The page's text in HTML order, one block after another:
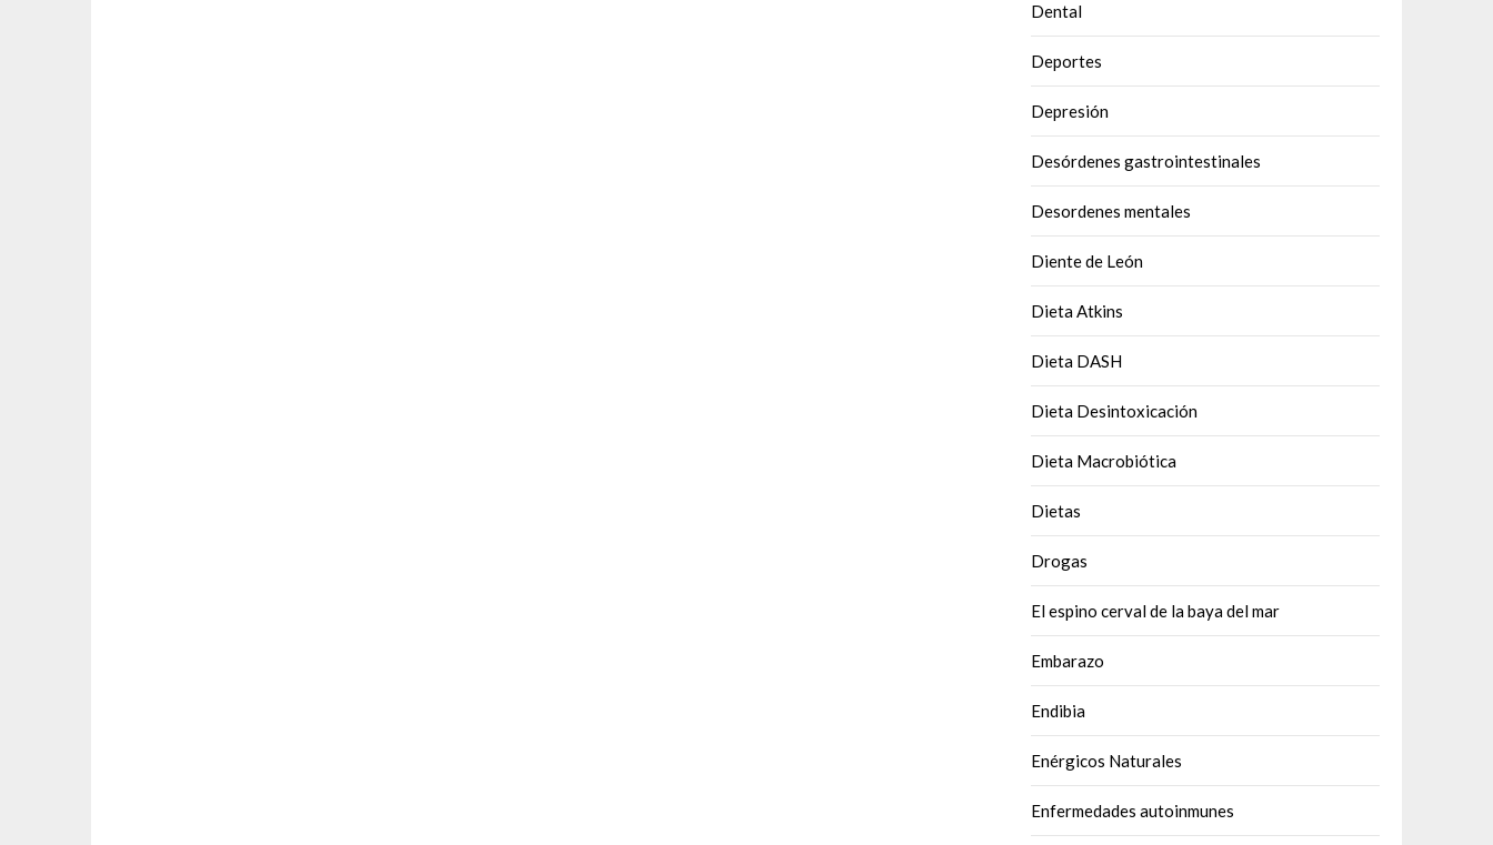
Dental
Deportes
Depresión
Desórdenes gastrointestinales
Desordenes mentales
Diente de León
Dieta Atkins
Dieta DASH
Dieta Desintoxicación
Dieta Macrobiótica
Dietas
Drogas
El espino cerval de la baya del mar
Embarazo
Endibia
Enérgicos Naturales
Enfermedades autoinmunes